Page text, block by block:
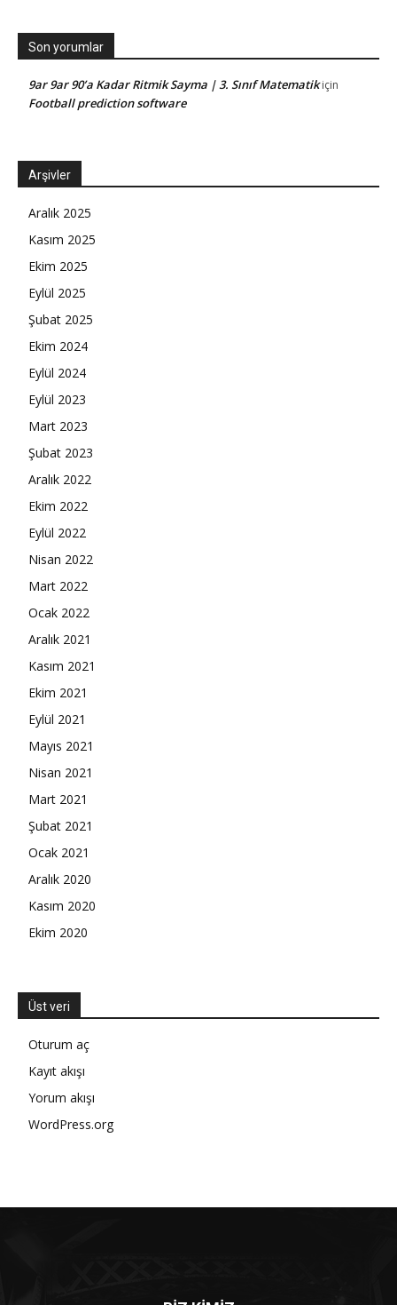
Son yorumlar
9ar 9ar 90’a Kadar Ritmik Sayma | 3. Sınıf Matematikiçin
Football prediction software
Arşivler
Aralık 2025
Kasım 2025
Ekim 2025
Eylül 2025
Şubat 2025
Ekim 2024
Eylül 2024
Eylül 2023
Mart 2023
Şubat 2023
Aralık 2022
Ekim 2022
Eylül 2022
Nisan 2022
Mart 2022
Ocak 2022
Aralık 2021
Kasım 2021
Ekim 2021
Eylül 2021
Mayıs 2021
Nisan 2021
Mart 2021
Şubat 2021
Ocak 2021
Aralık 2020
Kasım 2020
Ekim 2020
Üst veri
Oturum aç
Kayıt akışı
Yorum akışı
WordPress.org